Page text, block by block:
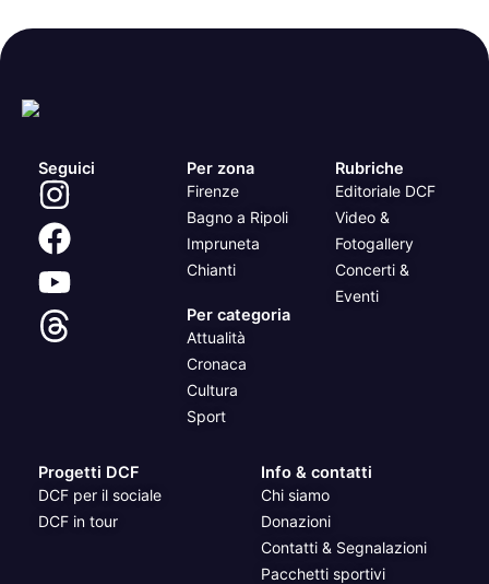
Seguici Per zona
Firenze
Bagno a Ripoli
Impruneta
Chianti
Per categoria
Attualità
Cronaca
Cultura
Sport
Rubriche
Editoriale DCF
Video &
Fotogallery
Concerti &
Eventi
Progetti DCF
DCF per il sociale
DCF in tour
Info & contatti
Chi siamo
Donazioni
Contatti & Segnalazioni
Pacchetti sportivi